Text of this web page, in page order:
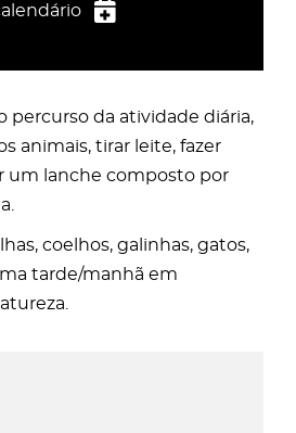
percurso da atividade diária,
animais, tirar leite, fazer
um lanche composto por
coelhos, galinhas, gatos,
tarde/manhã em